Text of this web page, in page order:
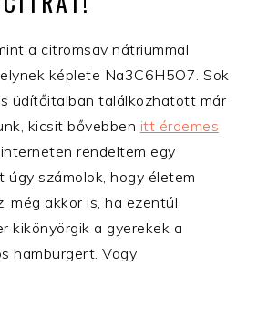
a citromsav nátriummal
képlete Na3C6H5O7. Sok
üdítőitalban találkozhatott már
kicsit bővebben itt érdemes
rendeltem egy
úgy számolok, hogy életem
még akkor is, ha ezentúl
kikönyörgik a gyerekek a
hamburgert. Vagy